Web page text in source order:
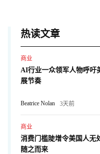
热读文章
商业
AI行业一众领军人物呼吁
展节奏
Beatrice Nolan 3天前
商业
消费门槛陡增令美国人无
随之而来